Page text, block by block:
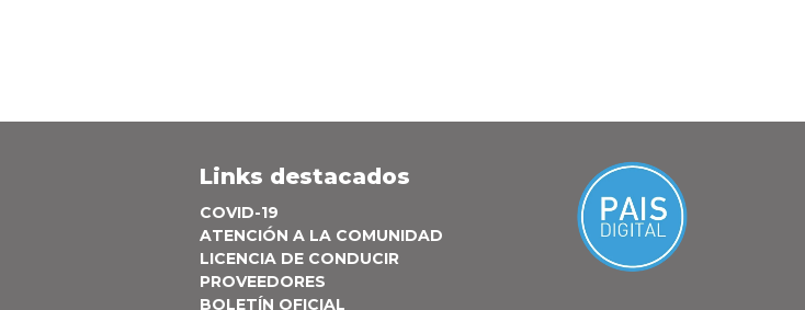
Links destacados
COVID-19
ATENCIÓN A LA COMUNIDAD
LICENCIA DE CONDUCIR
PROVEEDORES
BOLETÍN OFICIAL